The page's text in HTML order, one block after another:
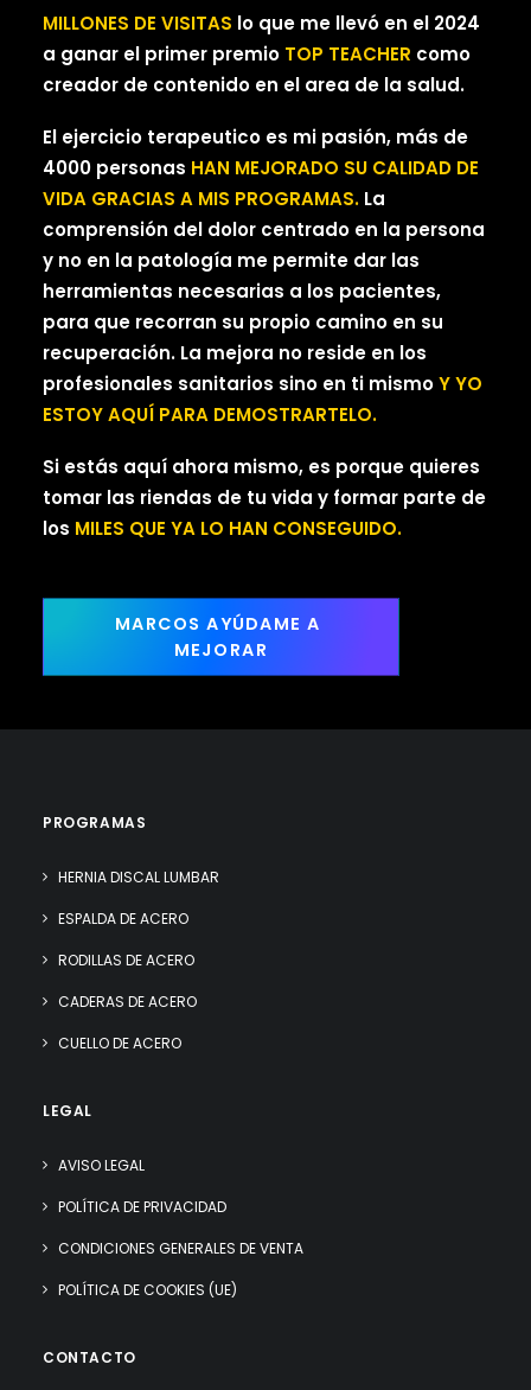
MILLONES DE VISITAS lo que me llevó en el 2024
a ganar el primer premio TOP TEACHER como
creador de contenido en el area de la salud.
El ejercicio terapeutico es mi pasión, más de
4000 personas HAN MEJORADO SU CALIDAD DE
VIDA GRACIAS A MIS PROGRAMAS. La
comprensión del dolor centrado en la persona
y no en la patología me permite dar las
herramientas necesarias a los pacientes,
para que recorran su propio camino en su
recuperación. La mejora no reside en los
profesionales sanitarios sino en ti mismoY YO
ESTOY AQUÍ PARA DEMOSTRARTELO.
Si estás aquí ahora mismo, es porque quieres
tomar las riendas de tu vida y formar parte de
los MILES QUE YA LO HAN CONSEGUIDO.
MARCOS AYÚDAME A
MEJORAR
PROGRAMAS
HERNIA DISCAL LUMBAR
ESPALDA DE ACERO
RODILLAS DE ACERO
CADERAS DE ACERO
CUELLO DE ACERO
LEGAL
AVISO LEGAL
POLÍTICA DE PRIVACIDAD
CONDICIONES GENERALES DE VENTA
POLÍTICA DE COOKIES (UE)
CONTACTO